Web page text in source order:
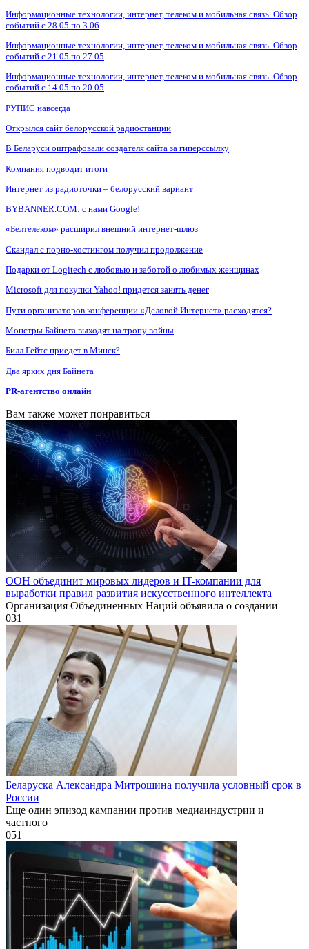
Информационные технологии, интернет, телеком и мобильная связь. Обзор
событий с 28.05 по 3.06
Информационные технологии, интернет, телеком и мобильная связь. Обзор
событий с 21.05 по 27.05
Информационные технологии, интернет, телеком и мобильная связь. Обзор
событий с 14.05 по 20.05
РУПИС навсегда
Открылся сайт белорусской радиостанции
В Беларуси оштрафовали создателя сайта за гиперссылку
Компания подводит итоги
Интернет из радиоточки – белорусский вариант
BYBANNER.COM: c нами Google!
«Белтелеком» расширил внешний интернет-шлюз
Скандал с порно-хостингом получил продолжение
Подарки от Logitech с любовью и заботой о любимых женщинах
Microsoft для покупки Yahoo! придется занять денег
Пути организаторов конференции «Деловой Интернет» расходятся?
Монстры Байнета выходят на тропу войны
Билл Гейтс приедет в Минск?
Два ярких дня Байнета
PR-агентство онлайн
Вам также может понравиться
ООН объединит мировых лидеров и IT-компании для
выработки правил развития искусственного интеллекта
Организация Объединенных Наций объявила о создании
031
Беларуска Александра Митрошина получила условный срок в
России
Еще один эпизод кампании против медиаиндустрии и
частного
051